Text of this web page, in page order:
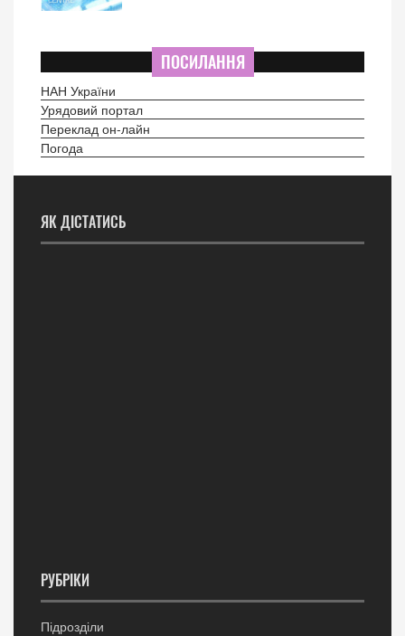
ПОСИЛАННЯ
НАН України
Урядовий портал
Переклад он-лайн
Погода
ЯК ДІСТАТИСЬ
РУБРІКИ
Підрозділи